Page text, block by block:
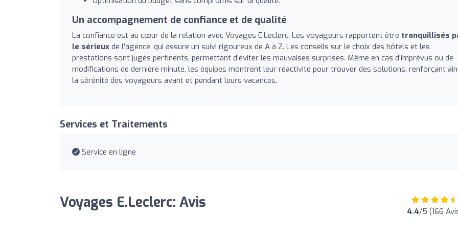
Un accompagnement de confiance et de qualité
La confiance est au cœur de la relation avec Voyages E.Leclerc. Les voyageurs rapportent être tranquillisés
le sérieux de l'agence, qui assure un suivi rigoureux de A à Z. Les conseils sur le choix des hôtels et les
prestations sont jugés pertinents, permettant d'éviter les mauvaises surprises. Même en cas d'imprévus ou de
modifications de dernière minute, les équipes montrent leur réactivité pour trouver des solutions, renforçant
la sérénité des voyageurs avant et pendant leurs vacances.
Services et Traitements
Service en ligne
Voyages E.Leclerc: Avis 4.4/5 (166